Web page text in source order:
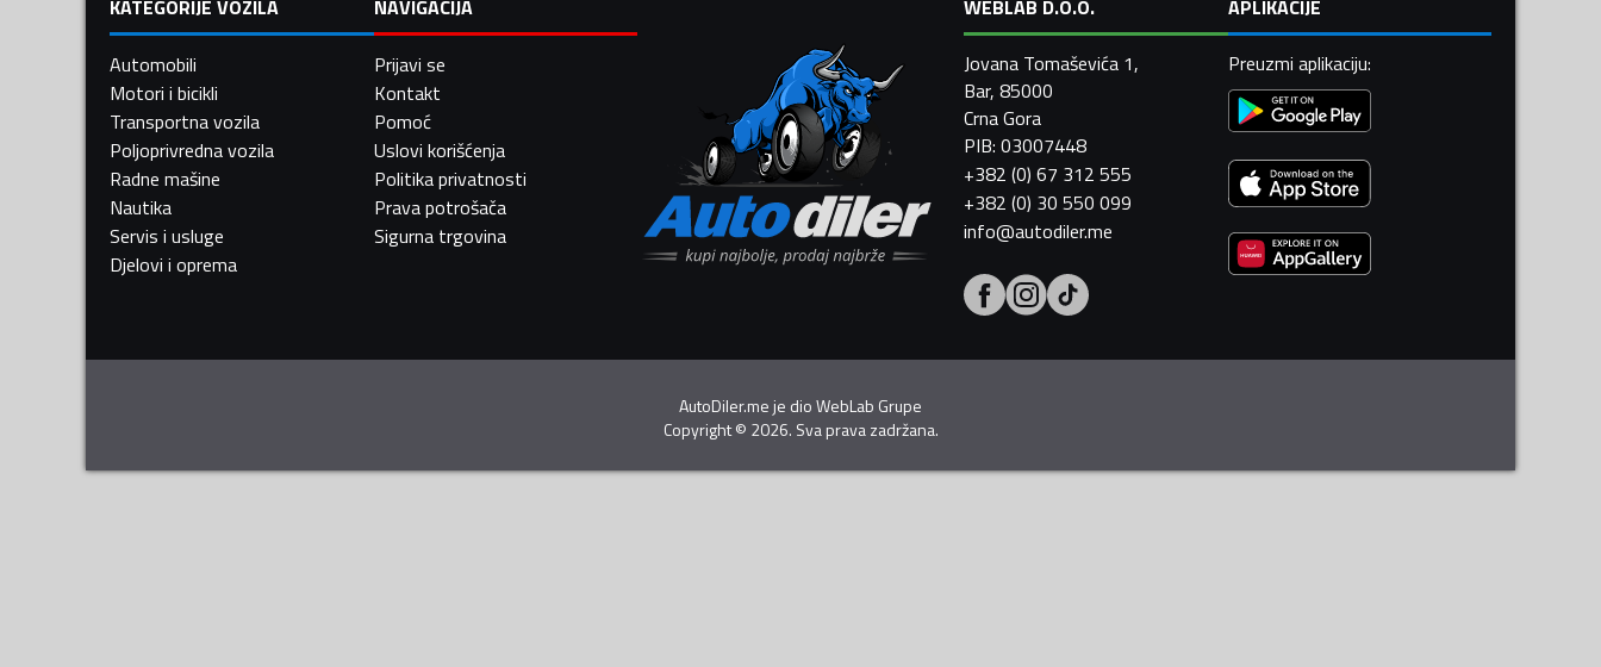
KATEGORIJE VOZILA
Automobili
Motori i bicikli
Transportna vozila
Poljoprivredna vozila
Radne mašine
Nautika
Servis i usluge
Djelovi i oprema
NAVIGACIJA
Prijavi se
Kontakt
Pomoć
Uslovi korišćenja
Politika privatnosti
Prava potrošača
Sigurna trgovina
WEBLAB D.O.O.
Jovana Tomaševića 1,
Bar, 85000
Crna Gora
PIB: 03007448
+382 (0) 67 312 555
+382 (0) 30 550 099
info@autodiler.me
APLIKACIJE
Preuzmi aplikaciju:
AutoDiler.me je dioWebLab Grupe
Copyright© 2026. Sva prava zadržana.